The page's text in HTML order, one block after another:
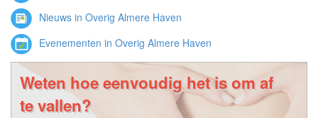
Nieuws in Overig Almere Haven
Evenementen in Overig Almere Haven
Weten hoe eenvoudig het is om af
te vallen?